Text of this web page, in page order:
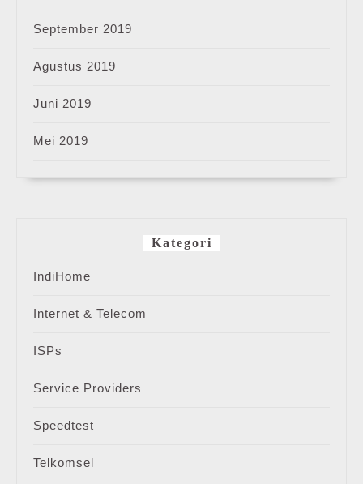
September 2019
Agustus 2019
Juni 2019
Mei 2019
Kategori
IndiHome
Internet & Telecom
ISPs
Service Providers
Speedtest
Telkomsel